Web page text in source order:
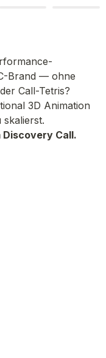
Brand — ohne
Call-Tetris?
3D Animation
skalierst.
Call.